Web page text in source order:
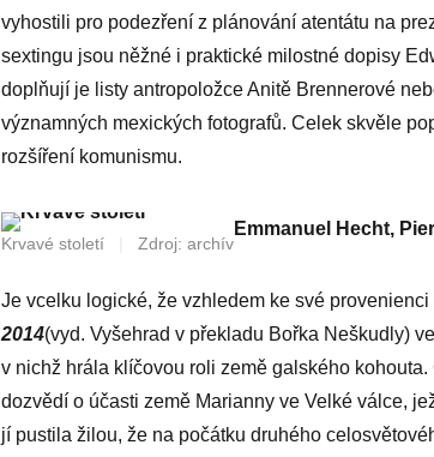
vyhostili pro podezření z plánování atentátu na
sextingu jsou něžné i praktické milostné dopisy
doplňují je listy antropoložce Anitě Brennerové
významných mexických fotografů. Celek skvěle
rozšíření komunismu.
Krvavé století Zdroj: archív
Emmanuel Hecht,
Je vcelku logické, že vzhledem ke své provenienci
2014(vyd. Vyšehrad v překladu Bořka Neškudly)
v nichž hrála klíčovou roli země galského
dozvědí o účasti země Marianny ve Velké válce,
jí pustila žilou, že na počátku druhého